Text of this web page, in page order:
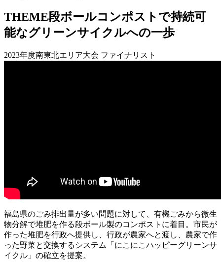
THEME段ボールコンポストで持続可
能なグリーンサイクルへの一歩
2023年度南東北エリア大会 ファイナリスト
福島県のごみ排出量が多い問題に対して、有機ごみから微生
物分解で堆肥を作る段ボール製のコンポストに着目。市民が
作った堆肥を行政へ提供し、行政が農家へと渡し、農家で作
った野菜と交換するシステム「にこにこハッピーグリーンサ
イクル」の確立を提案。